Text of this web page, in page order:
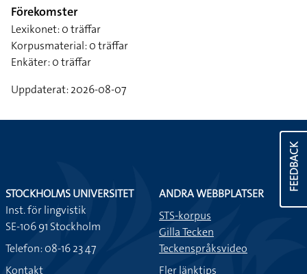
Förekomster
Lexikonet: 0 träffar
Korpusmaterial: 0 träffar
Enkäter: 0 träffar
Uppdaterat: 2026-08-07
FEEDBACK
STOCKHOLMS UNIVERSITET
Inst. för lingvistik
SE-106 91 Stockholm
Telefon: 08-16 23 47
Kontakt
ANDRA WEBBPLATSER
STS-korpus
Gilla Tecken
Teckenspråksvideo
Fler länktips